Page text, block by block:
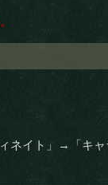
ネイト」→「キャ